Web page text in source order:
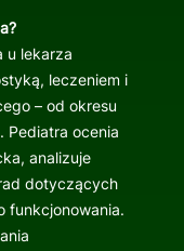
u lekarza
leczeniem i
– od okresu
Pediatra ocenia
analizuje
dotyczących
funkcjonowania.